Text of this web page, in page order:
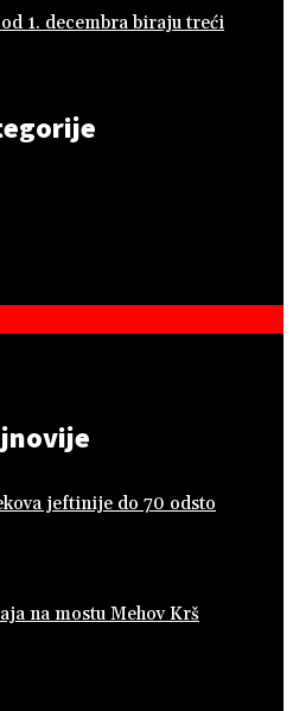
1. decembra biraju treći
jeftinije do 70 odsto
na mostu Mehov Krš